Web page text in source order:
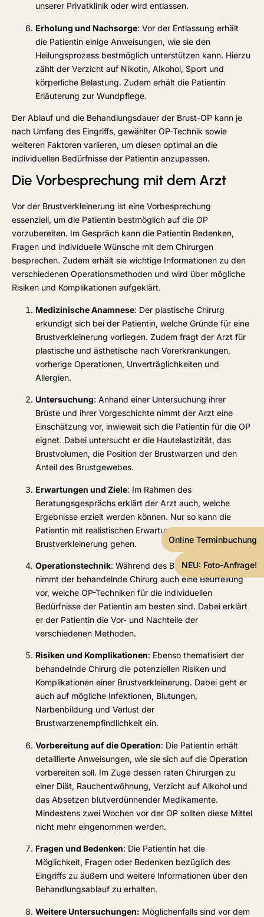
unserer Privatklinik oder wird entlassen.
Erholung und Nachsorge: Vor der Entlassung erhält
die Patientin einige Anweisungen, wie sie den
Heilungsprozess bestmöglich unterstützen kann. Hierzu
zählt der Verzicht auf Nikotin, Alkohol, Sport und
körperliche Belastung. Zudem erhält die Patientin
Erläuterung zur Wundpflege.
Der Ablauf und die Behandlungsdauer der Brust-OP kann je
nach Umfang des Eingriffs, gewählter OP-Technik sowie
weiteren Faktoren variieren, um diesen optimal an die
individuellen Bedürfnisse der Patientin anzupassen.
Die Vorbesprechung mit dem Arzt
Vor der Brustverkleinerung ist eine Vorbesprechung
essenziell, um die Patientin bestmöglich auf die OP
vorzubereiten. Im Gespräch kann die Patientin Bedenken,
Fragen und individuelle Wünsche mit dem Chirurgen
besprechen. Zudem erhält sie wichtige Informationen zu den
verschiedenen Operationsmethoden und wird über mögliche
Risiken und Komplikationen aufgeklärt.
Medizinische Anamnese: Der plastische Chirurg
erkundigt sich bei der Patientin, welche Gründe für eine
Brustverkleinerung vorliegen. Zudem fragt der Arzt für
plastische und ästhetische nach Vorerkrankungen,
vorherige Operationen, Unverträglichkeiten und
Allergien.
Untersuchung: Anhand einer Untersuchung ihrer
Brüste und ihrer Vorgeschichte nimmt der Arzt eine
Einschätzung vor, inwieweit sich die Patientin für die OP
eignet. Dabei untersucht er die Hautelastizität, das
Brustvolumen, die Position der Brustwarzen und den
Anteil des Brustgewebes.
Erwartungen und Ziele: Im Rahmen des
Beratungsgesprächs erklärt der Arzt auch, welche
Ergebnisse erzielt werden können. Nur so kann die
Patientin mit realistischen Erwartungen in die OP zur
Brustverkleinerung gehen.
Operationstechnik: Während des Beratungsgesprächs
nimmt der behandelnde Chirurg auch eine Beurteilung
vor, welche OP-Techniken für die individuellen
Bedürfnisse der Patientin am besten sind. Dabei erklärt
er der Patientin die Vor- und Nachteile der
verschiedenen Methoden.
Risiken und Komplikationen: Ebenso thematisiert der
behandelnde Chirurg die potenziellen Risiken und
Komplikationen einer Brustverkleinerung. Dabei geht er
auch auf mögliche Infektionen, Blutungen,
Narbenbildung und Verlust der
Brustwarzenempfindlichkeit ein.
Vorbereitung auf die Operation: Die Patientin erhält
detaillierte Anweisungen, wie sie sich auf die Operation
vorbereiten soll. Im Zuge dessen raten Chirurgen zu
einer Diät, Rauchentwöhnung, Verzicht auf Alkohol und
das Absetzen blutverdünnender Medikamente.
Mindestens zwei Wochen vor der OP sollten diese Mittel
nicht mehr eingenommen werden.
Fragen und Bedenken: Die Patientin hat die
Möglichkeit, Fragen oder Bedenken bezüglich des
Eingriffs zu äußern und weitere Informationen über den
Behandlungsablauf zu erhalten.
Weitere Untersuchungen: Möglichenfalls sind vor dem
Online Terminbuchung
NEU: Foto-Anfrage!